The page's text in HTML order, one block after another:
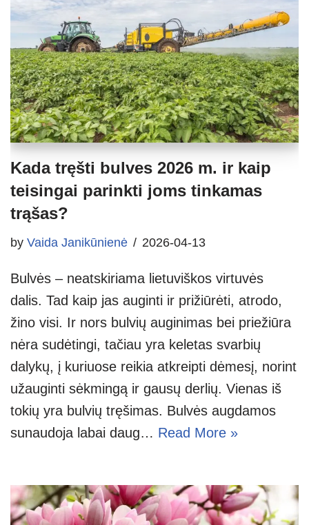
Kada tręšti bulves 2026 m. ir kaip
teisingai parinkti joms tinkamas
trąšas?
by Vaida Janikūnienė 2026-04-13
Bulvės – neatskiriama lietuviškos virtuvės
dalis. Tad kaip jas auginti ir prižiūrėti, atrodo,
žino visi. Ir nors bulvių auginimas bei priežiūra
nėra sudėtingi, tačiau yra keletas svarbių
dalykų, į kuriuose reikia atkreipti dėmesį, norint
užauginti sėkmingą ir gausų derlių. Vienas iš
tokių yra bulvių tręšimas. Bulvės augdamos
sunaudoja labai daug… Read More »